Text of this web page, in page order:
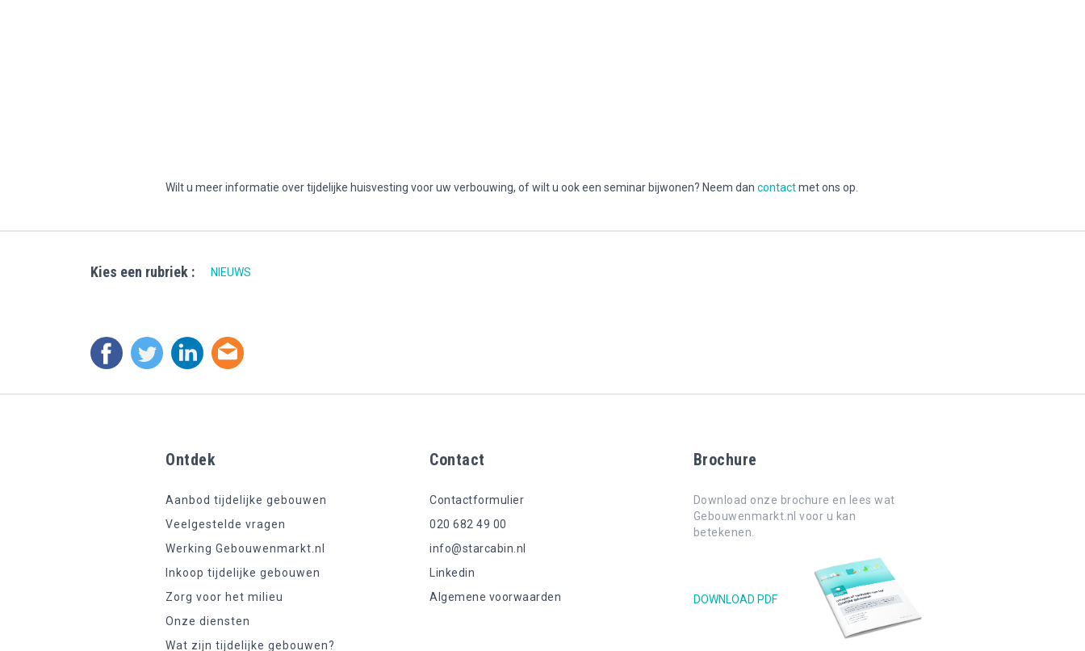
Wilt u meer informatie over tijdelijke huisvesting voor uw verbouwing, of wilt u ook een seminar bijwonen? Neem dancontactmet ons op.
Kies een rubriek : NIEUWS
Ontdek
Aanbod tijdelijke gebouwen
Veelgestelde vragen
Werking Gebouwenmarkt.nl
Inkoop tijdelijke gebouwen
Zorg voor het milieu
Onze diensten
Wat zijn tijdelijke gebouwen?
Contact
Contactformulier
020 682 49 00
info@starcabin.nl
Linkedin
Algemene voorwaarden
Brochure
Download onze brochure en lees wat
Gebouwenmarkt.nl voor u kan
betekenen.
DOWNLOAD PDF